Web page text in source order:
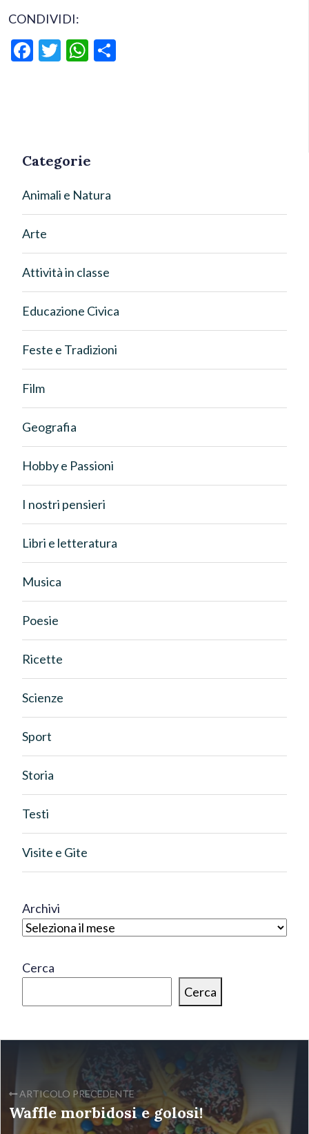
CONDIVIDI:
Facebook
TwitterWhatsApp
Categorie
Animali e Natura
Arte
Attività in classe
Educazione Civica
Feste e Tradizioni
Film
Geografia
Hobby e Passioni
I nostri pensieri
Libri e letteratura
Musica
Poesie
Ricette
Scienze
Sport
Storia
Testi
Visite e Gite
Archivi
Cerca
Cerca
ARTICOLO PRECEDENTE
Waffle morbidosi e golosi!